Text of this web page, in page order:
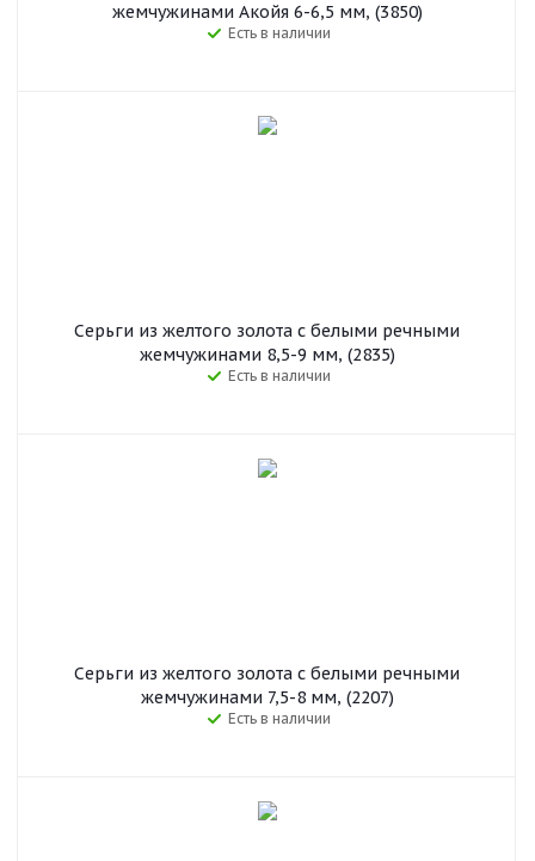
жемчужинами Акойя 6-6,5 мм, (3850)
Есть в наличии
Серьги из желтого золота с белыми речными
жемчужинами 8,5-9 мм, (2835)
Есть в наличии
Серьги из желтого золота с белыми речными
жемчужинами 7,5-8 мм, (2207)
Есть в наличии